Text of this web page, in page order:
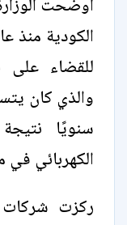
أوضحت
للقضاء على
والذي كان
سنويًا
الكهربائي
ركزت شركات